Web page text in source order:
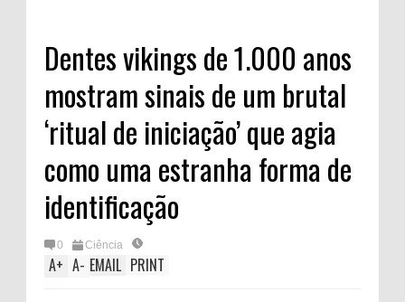
Dentes vikings de 1.000 anos
mostram sinais de um brutal
‘ritual de iniciação’ que agia
como uma estranha forma de
identificação
0 Ciência
A+ A- EMAIL PRINT